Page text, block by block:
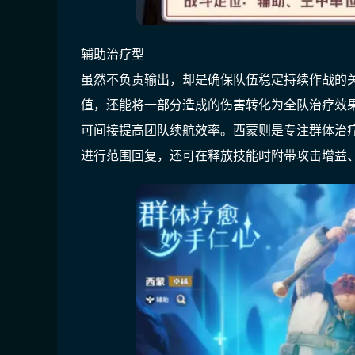
辅助治疗型
虽然不负责输出，却是确保队伍稳定持续作战
值，还能将一部分造成的伤害转化为全队治疗效
可间接提高团队续航效率。西蒙则是专注群体
进行范围回复，还可在释放技能时附带攻击增